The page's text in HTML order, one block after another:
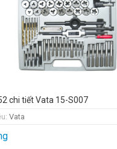
Taro và bàn ren
chi tiết SKC M3-
chi tiết Vata 15-S007
Vata